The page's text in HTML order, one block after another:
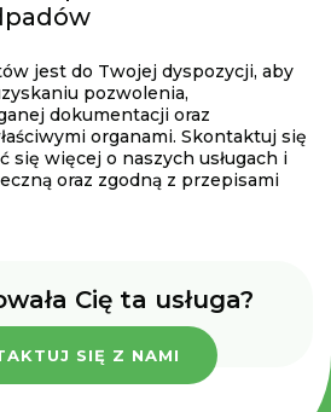
jest do Twojej dyspozycji, aby
pozwolenia,
dokumentacji oraz
organami. Skontaktuj się
się więcej o naszych usługach i
oraz zgodną z przepisami
Cię ta usługa?
SIĘ Z NAMI